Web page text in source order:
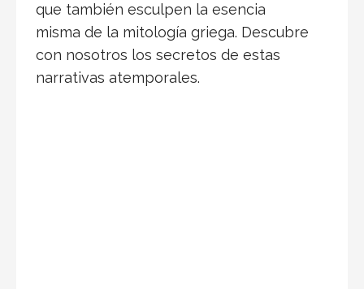
que también esculpen la esencia
misma de la mitología griega. Descubre
con nosotros los secretos de estas
narrativas atemporales.